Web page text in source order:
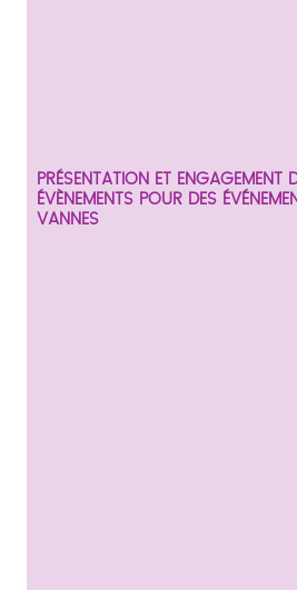
PRÉSENTATION ET ENGAGEMENT
ÉVÈNEMENTS POUR DES
VANNES